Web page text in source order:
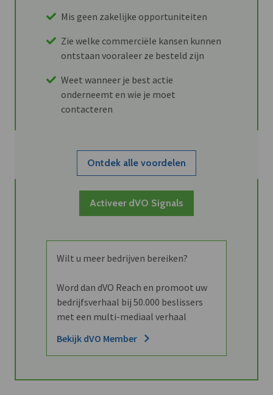
Mis geen zakelijke opportuniteiten
Zie welke commerciële kansen kunnen
ontstaan vooraleer ze besteld zijn
Weet wanneer je best actie
onderneemt en wie je moet
contacteren
Ontdek alle voordelen
Activeer dVO Signals
Wilt u meer bedrijven bereiken?
Word dan dVO Reach en promoot uw
bedrijfsverhaal bij 50.000 beslissers
met een multi-mediaal verhaal
Bekijk dVO Member